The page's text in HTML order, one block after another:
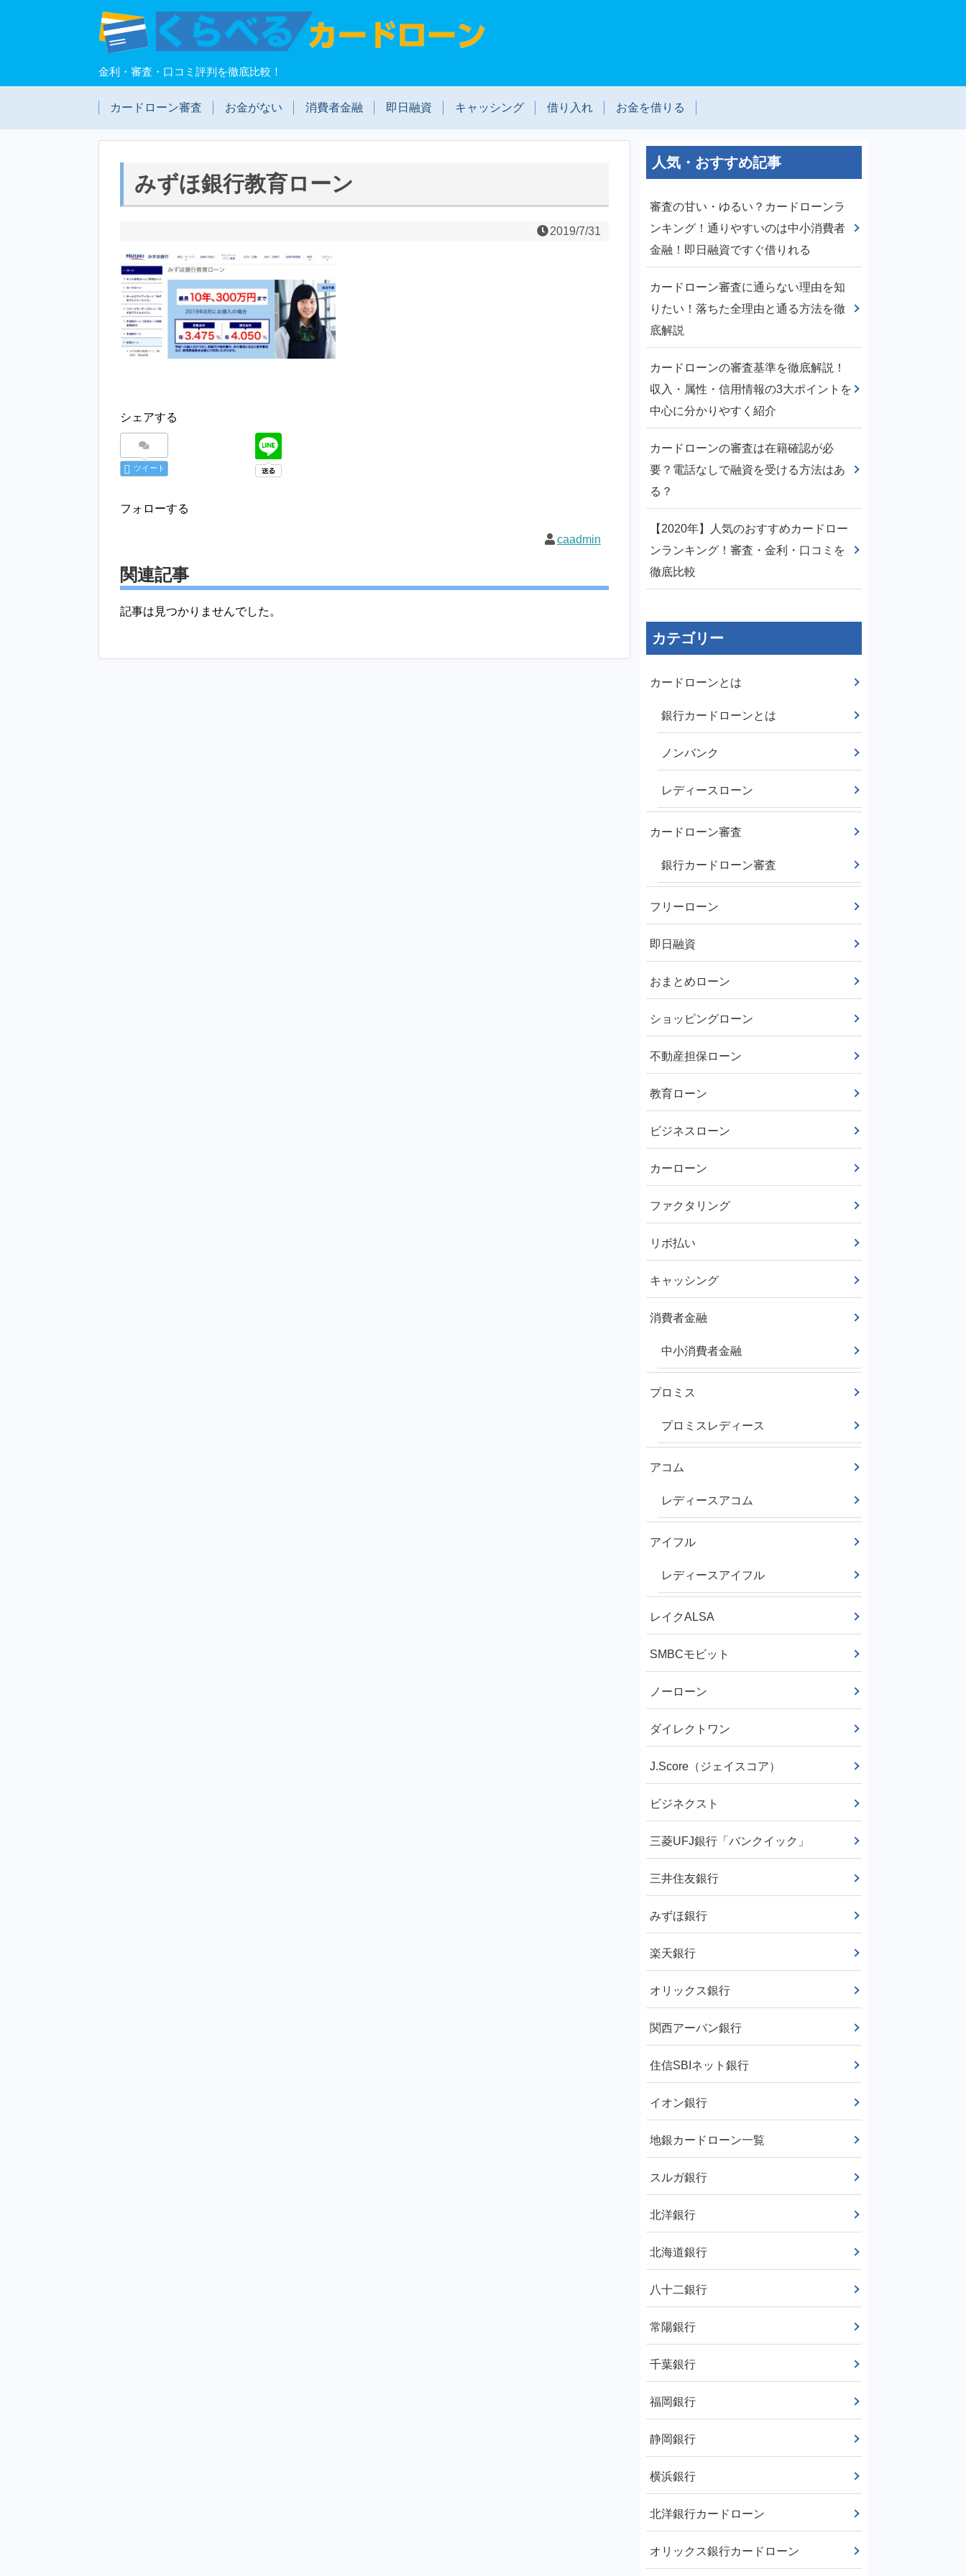
金利・審査・口コミ評判を徹底比較！
カードローン審査 お金がない 消費者金融 即日融資 キャッシング 借り入れ お金を借りる
みずほ銀行教育ローン
2019/7/31
シェアする
ツイート
フォローする
caadmin
関連記事
記事は見つかりませんでした。
人気・おすすめ記事
審査の甘い・ゆるい？カードローンラ
ンキング！通りやすいのは中小消費者
金融！即日融資ですぐ借りれる
カードローン審査に通らない理由を知
りたい！落ちた全理由と通る方法を徹
底解説
カードローンの審査基準を徹底解説！
収入・属性・信用情報の3大ポイントを
中心に分かりやすく紹介
カードローンの審査は在籍確認が必
要？電話なしで融資を受ける方法はあ
る？
【2020年】人気のおすすめカードロー
ンランキング！審査・金利・口コミを
徹底比較
カテゴリー
カードローンとは
銀行カードローンとは
ノンバンク
レディースローン
カードローン審査
銀行カードローン審査
フリーローン
即日融資
おまとめローン
ショッピングローン
不動産担保ローン
教育ローン
ビジネスローン
カーローン
ファクタリング
リボ払い
キャッシング
消費者金融
中小消費者金融
プロミス
プロミスレディース
アコム
レディースアコム
アイフル
レディースアイフル
レイクALSA
SMBCモビット
ノーローン
ダイレクトワン
J.Score（ジェイスコア）
ビジネクスト
三菱UFJ銀行「バンクイック」
三井住友銀行
みずほ銀行
楽天銀行
オリックス銀行
関西アーバン銀行
住信SBIネット銀行
イオン銀行
地銀カードローン一覧
スルガ銀行
北洋銀行
北海道銀行
八十二銀行
常陽銀行
千葉銀行
福岡銀行
静岡銀行
横浜銀行
北洋銀行カードローン
オリックス銀行カードローン